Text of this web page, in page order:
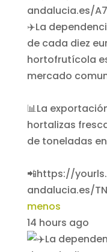
✈️La
de cada diez
hortofrutícola
mercado
📊La
hortalizas
de toneladas
📲https://
andalucia.es/
menos
14 hours ago